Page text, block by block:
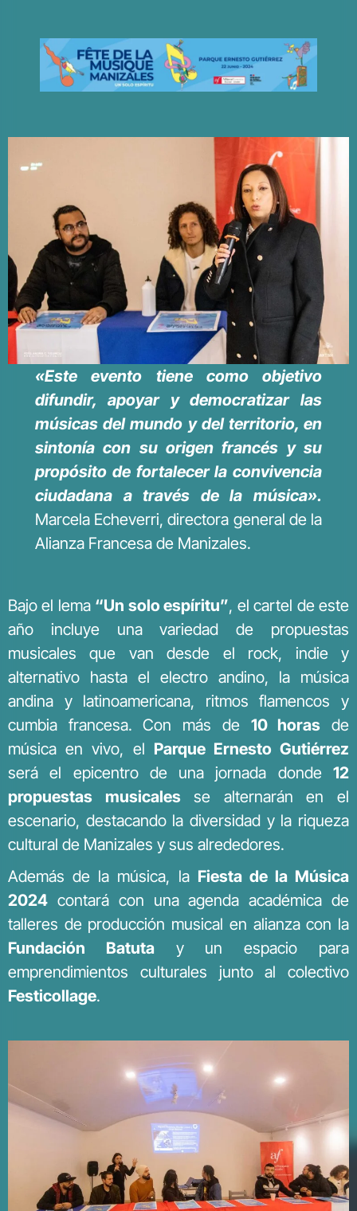
«Este evento tiene como objetivo
difundir, apoyar y democratizar las
músicas del mundo y del territorio, en
sintonía con su origen francés y su
propósito de fortalecer la convivencia
ciudadana a través de la música».
Marcela Echeverri, directora general de la
Alianza Francesa de Manizales.
Bajo el lema “Un solo espíritu”, el cartel de este
año incluye una variedad de propuestas
musicales que van desde el rock, indie y
alternativo hasta el electro andino, la música
andina y latinoamericana, ritmos flamencos y
cumbia francesa. Con más de 10 horas de
música en vivo, el Parque Ernesto Gutiérrez
será el epicentro de una jornada donde 12
propuestas musicalesse alternarán en el
escenario, destacando la diversidad y la riqueza
cultural de Manizales y sus alrededores.
Además de la música, la Fiesta de la Música
2024 contará con una agenda académica de
talleres de producción musical en alianza con la
Fundación Batutay un espacio para
emprendimientos culturales junto al colectivo
Festicollage.